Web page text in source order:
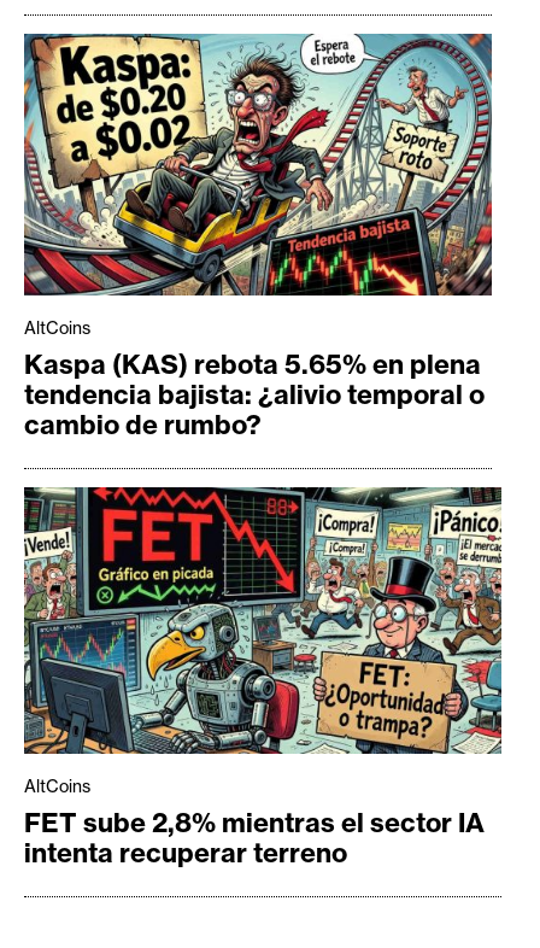
AltCoins
Kaspa (KAS) rebota 5.65% en plena
tendencia bajista: ¿alivio temporal o
cambio de rumbo?
AltCoins
FET sube 2,8% mientras el sector IA
intenta recuperar terreno